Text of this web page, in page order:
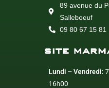
89 avenue du
Salleboeuf
09 80 67 15 81
SITE
Lundi – Vendredi:
16h00